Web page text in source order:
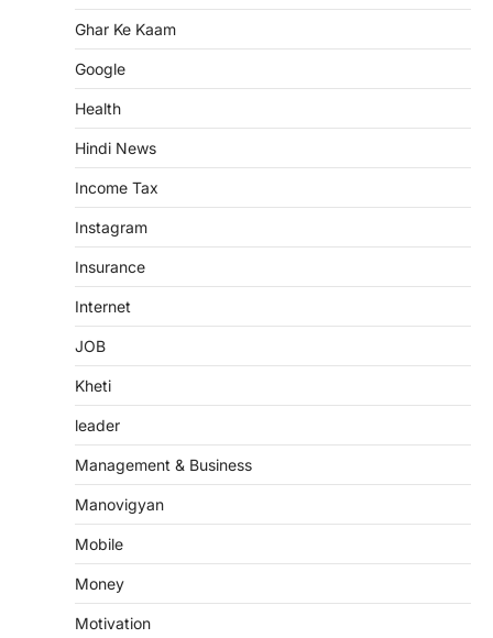
Ghar Ke Kaam
Google
Health
Hindi News
Income Tax
Instagram
Insurance
Internet
JOB
Kheti
leader
Management & Business
Manovigyan
Mobile
Money
Motivation